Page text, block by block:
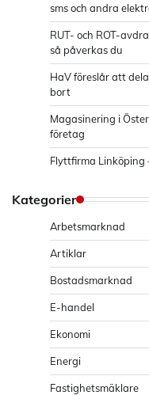
sms och andra
RUT- och ROT-
så påverkas du
HaV föreslår att
bort
Magasinering i
företag
Flyttfirma
Kategorier
Arbetsmarknad
Artiklar
Bostadsmarknad
E-handel
Ekonomi
Energi
Fastighetsmäklare